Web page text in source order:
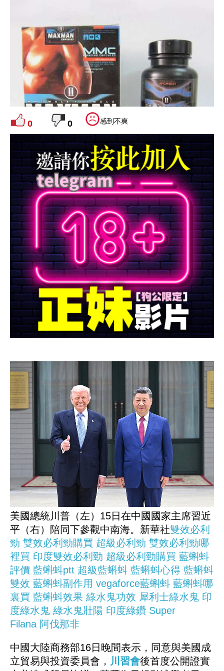
0 0 感到不爽
美國總統川普（左）15日在中國國家主席習近
平（右）陪同下參觀中南海。新華社雙效必利
勁 雙效必利勁購買 超級必利勁 雙效必利勁哪
裡買 印度雙效必利勁 超級必利勁購買 藍蝌蚪
評價 藍蝌蚪ptt 超級藍蝌蚪 藍蝌蚪心得 藍蝌蚪
雙效 藍蝌蚪副作用 vegaforce藍蝌蚪 藍蝌蚪哪
裏買 藍蝌蚪效果 綠水鬼功效 犀利士綠水鬼 印
度綠水鬼 綠水鬼壯陽 印度綠鑽 Super
Filana 阿伐那非
中國大陸商務部16日晚間表示，同意與美國成
立貿易與投資委員會， 川習會後首度公開證實